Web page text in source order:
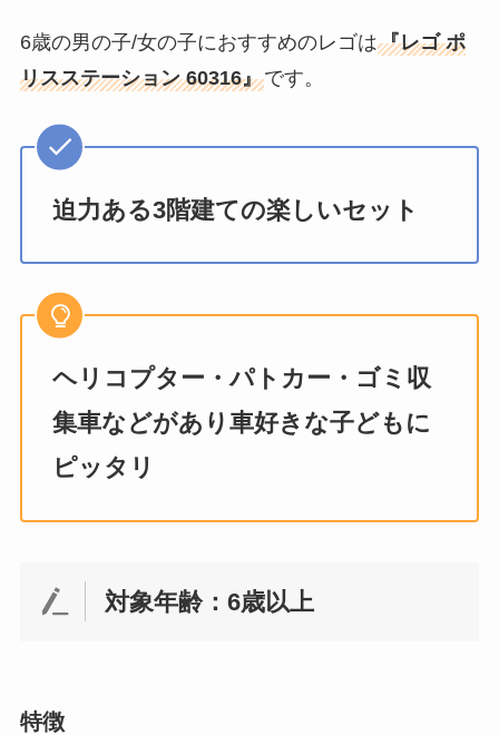
6歳の男の子/女の子におすすめのレゴは『レゴ ポ
リスステーション 60316』です。
迫力ある3階建ての楽しいセット
ヘリコプター・パトカー・ゴミ収
集車などがあり車好きな子どもに
ピッタリ
対象年齢：6歳以上
特徴